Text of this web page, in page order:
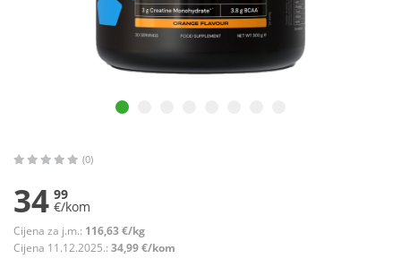
(0)
34 99
€/kom
Cijena za j.m.: 116,63 €/kg
Cijena 11.12.2025.: 34,99 €/kom